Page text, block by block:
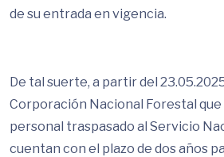
de su entrada en vigencia.
De tal suerte, a partir del
Corporación Nacional Forestal
personal traspasado al Servicio
cuentan con el plazo de dos años